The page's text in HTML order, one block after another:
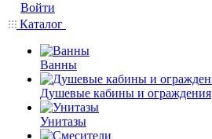
Войти
Каталог
Ванны
Душевые кабины и ограждения
Унитазы